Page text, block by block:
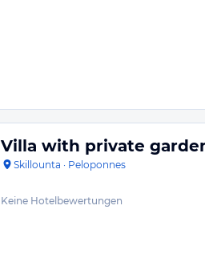
Villa with private
Skillounta · Peloponnes
Keine Hotelbewertungen